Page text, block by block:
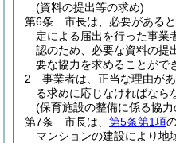
(資料の提出等の求め)
第6条
市長は、必要があると
定による届出を行った事業
認のため、必要な資料の提
要な協力を求めることがで
2
事業者は、正当な理由があ
る求めに応じなければなら
(保育施設の整備に係る協力
第7条
市長は、 第5条第1項
マンションの建設により地